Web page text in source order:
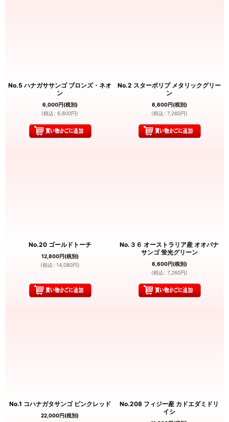
No.5 ハナガササンゴ ブロンズ・ネオ
ン
6,000円(税別)
(税込 : 6,600円)
No.2 スターポリプ メタリックグリー
ン
6,600円(税別)
(税込 : 7,260円)
No.20 ゴールドトーチ
12,800円(税別)
(税込 : 14,080円)
No.３６ オーストラリア産 オオバナ
サンゴ 蛍光グリーン
6,600円(税別)
(税込 : 7,260円)
No.1 コハナガタサンゴ ピンクレッド
22,000円(税別)
No.208 フィジー産 カドエダミドリ
イシ